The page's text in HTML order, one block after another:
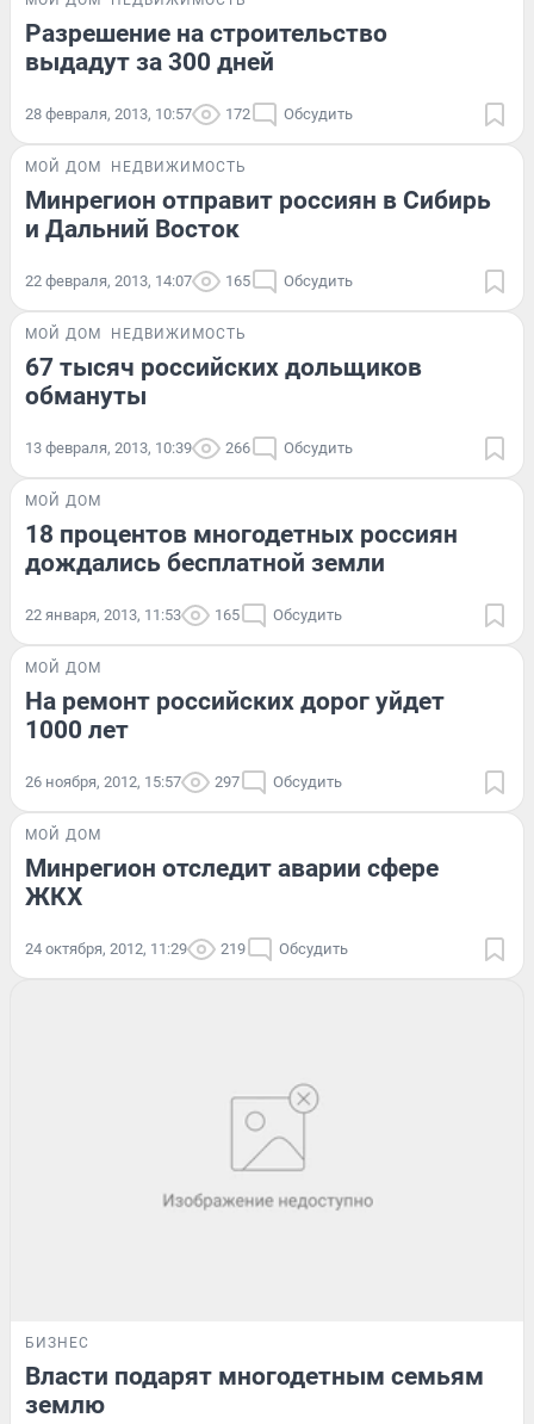
Разрешение на строительство
выдадут за 300 дней
28 февраля, 2013, 10:57 172 Обсудить
МОЙ ДОМ НЕДВИЖИМОСТЬ
Минрегион отправит россиян в Сибирь
и Дальний Восток
22 февраля, 2013, 14:07 165 Обсудить
МОЙ ДОМ НЕДВИЖИМОСТЬ
67 тысяч российских дольщиков
обмануты
13 февраля, 2013, 10:39 266 Обсудить
МОЙ ДОМ
18 процентов многодетных россиян
дождались бесплатной земли
22 января, 2013, 11:53 165 Обсудить
МОЙ ДОМ
На ремонт российских дорог уйдет
1000 лет
26 ноября, 2012, 15:57 297 Обсудить
МОЙ ДОМ
Минрегион отследит аварии сфере
ЖКХ
24 октября, 2012, 11:29 219 Обсудить
БИЗНЕС
Власти подарят многодетным семьям
землю